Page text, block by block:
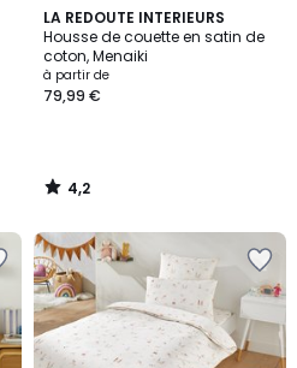
LA REDOUTE INTERIEURS
Housse de couette en satin de
coton, Menaiki
à partir de
79,99 €
4,2
/ 5
4,2
/